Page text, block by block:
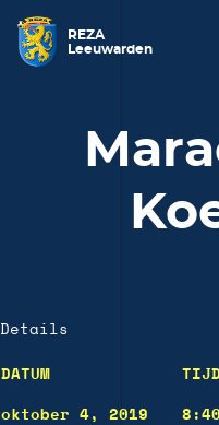
REZA
Leeuwarden
Details
DATUM TIJD
oktober 4, 2019